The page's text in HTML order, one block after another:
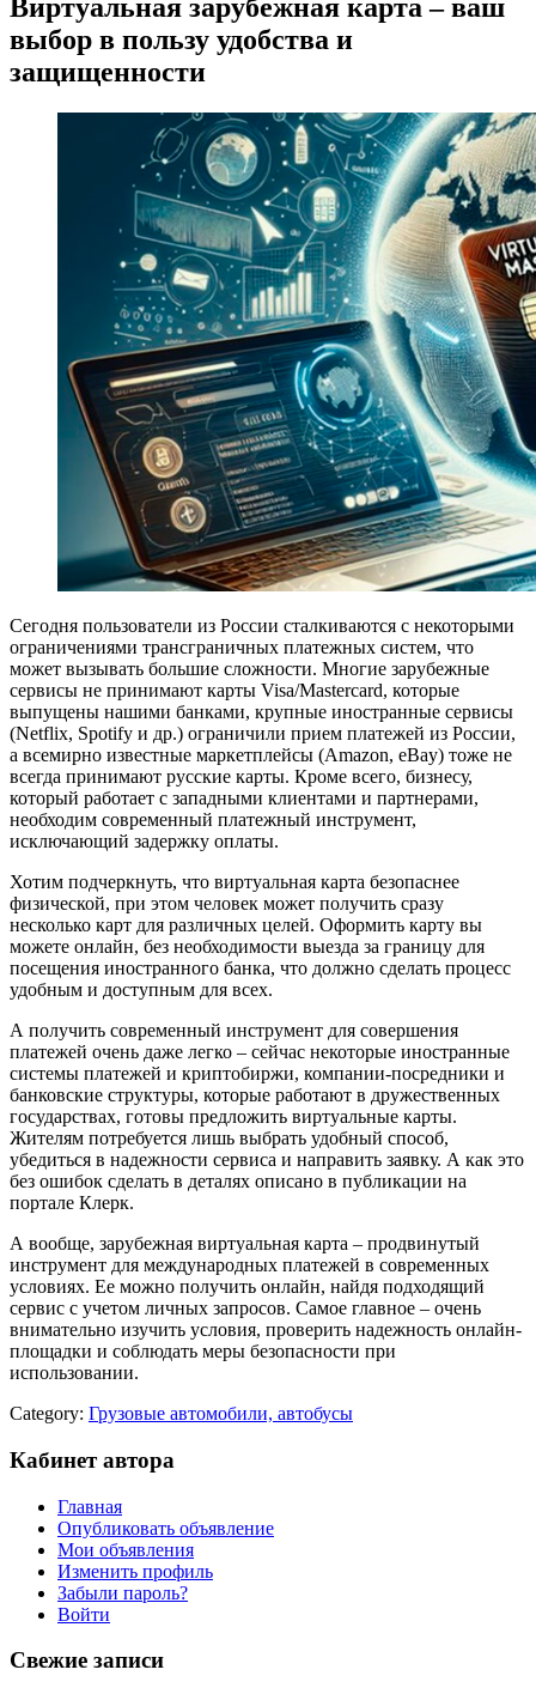
Виртуальная зарубежная карта – ваш
выбор в пользу удобства и
защищенности
Сегодня пользователи из России сталкиваются с некоторыми
ограничениями трансграничных платежных систем, что
может вызывать большие сложности. Многие зарубежные
сервисы не принимают карты Visa/Mastercard, которые
выпущены нашими банками, крупные иностранные сервисы
(Netflix, Spotify и др.) ограничили прием платежей из России,
а всемирно известные маркетплейсы (Amazon, eBay) тоже не
всегда принимают русские карты. Кроме всего, бизнесу,
который работает с западными клиентами и партнерами,
необходим современный платежный инструмент,
исключающий задержку оплаты.
Хотим подчеркнуть, что виртуальная карта безопаснее
физической, при этом человек может получить сразу
несколько карт для различных целей. Оформить карту вы
можете онлайн, без необходимости выезда за границу для
посещения иностранного банка, что должно сделать процесс
удобным и доступным для всех.
А получить современный инструмент для совершения
платежей очень даже легко – сейчас некоторые иностранные
системы платежей и криптобиржи, компании-посредники и
банковские структуры, которые работают в дружественных
государствах, готовы предложить виртуальные карты.
Жителям потребуется лишь выбрать удобный способ,
убедиться в надежности сервиса и направить заявку. А как это
без ошибок сделать в деталях описано в публикации на
портале Клерк.
А вообще, зарубежная виртуальная карта – продвинутый
инструмент для международных платежей в современных
условиях. Ее можно получить онлайн, найдя подходящий
сервис с учетом личных запросов. Самое главное – очень
внимательно изучить условия, проверить надежность онлайн-
площадки и соблюдать меры безопасности при
использовании.
Category: Грузовые автомобили, автобусы
Кабинет автора
Главная
Опубликовать объявление
Мои объявления
Изменить профиль
Забыли пароль?
Войти
Свежие записи